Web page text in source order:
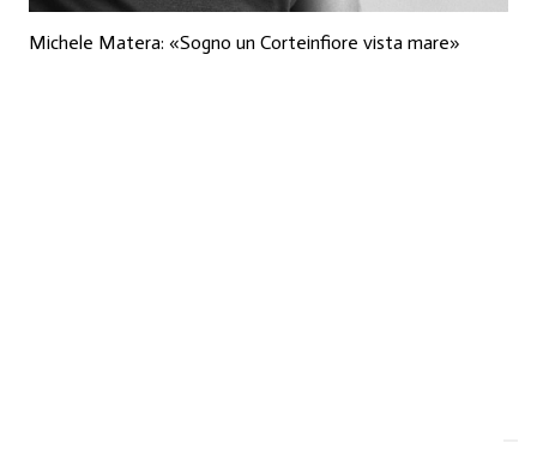
Michele Matera: «Sogno un Corteinfiore vista mare»